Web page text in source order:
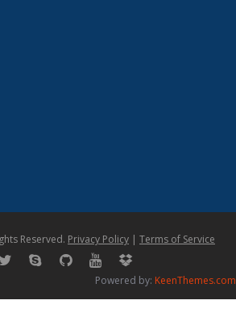
Reserved. Privacy Policy | Terms of Service
Powered by: KeenThemes.com